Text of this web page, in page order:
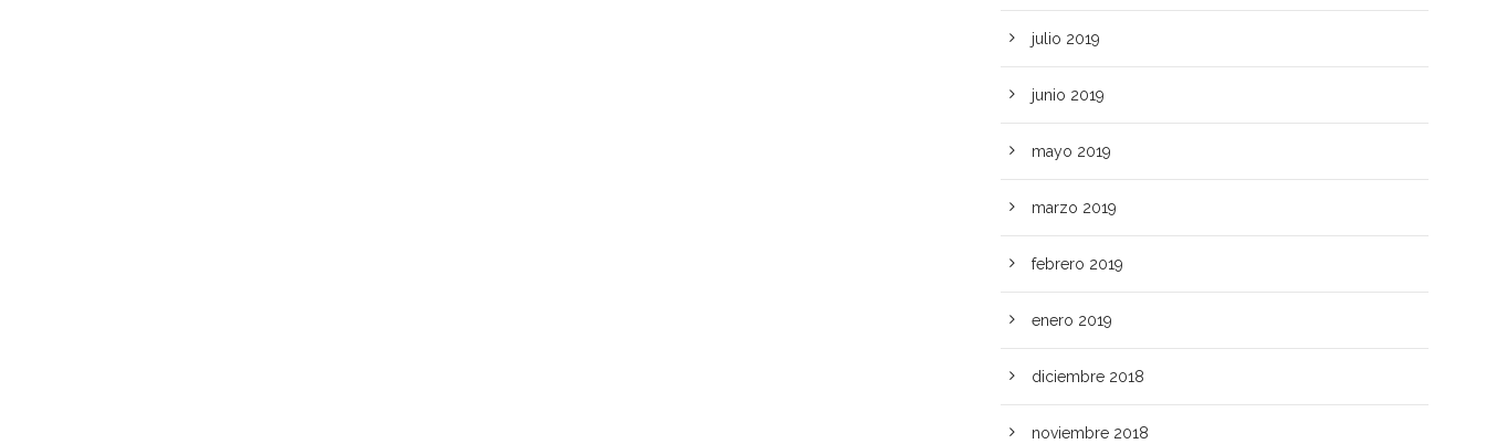
julio 2019
junio 2019
mayo 2019
marzo 2019
febrero 2019
enero 2019
diciembre 2018
noviembre 2018